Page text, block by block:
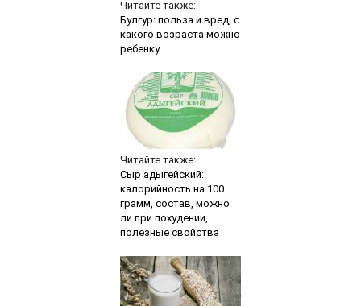
Читайте также:
Булгур: польза и вред, с
какого возраста можно
ребенку
Читайте также:
Сыр адыгейский:
калорийность на 100
грамм, состав, можно
ли при похудении,
полезные свойства